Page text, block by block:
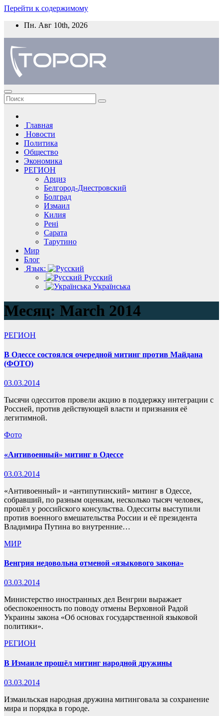
Перейти к содержимому
Пн. Авг 10th, 2026
Главная
Новости
Политика
Общество
Экономика
РЕГИОН
Арциз
Белгород-Днестровский
Болград
Измаил
Килия
Рені
Сарата
Тарутино
Мир
Блог
Язык:
Русский
Українська
Месяц: March 2014
РЕГИОН
В Одессе состоялся очередной митинг против Майдана
(ФОТО)
03.03.2014
Тысячи одесситов провели акцию в поддержку интеграции с
Россией, против действующей власти и признания её
легитимной.
Фото
«Антивоенный» митинг в Одессе
03.03.2014
«Антивоенный» и «антипутинский» митинг в Одессе,
собравший, по разным оценкам, несколько тысяч человек,
прошёл у российского консульства. Одесситы выступили
против военного вмешательства России и её президента
Владимира Путина во внутренние…
МИР
Венгрия недовольна отменой «языкового закона»
03.03.2014
Министерство иностранных дел Венгрии выражает
обеспокоенность по поводу отмены Верховной Радой
Украины закона «Об основах государственной языковой
политики».
РЕГИОН
В Измаиле прошёл митинг народной дружины
03.03.2014
Измаильская народная дружина митинговала за сохранение
мира и порядка в городе.